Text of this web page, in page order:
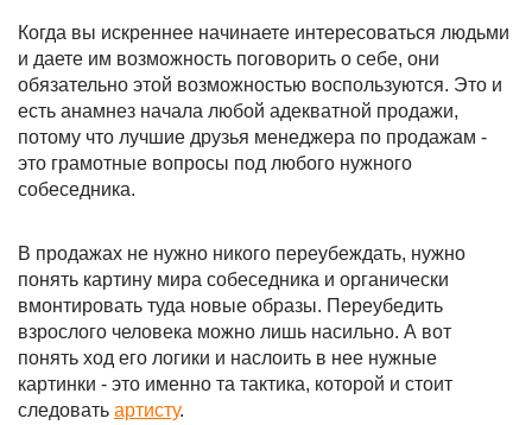
Когда вы искреннее начинаете интересоваться людьми
и даете им возможность поговорить о себе, они
обязательно этой возможностью воспользуются. Это и
есть анамнез начала любой адекватной продажи,
потому что лучшие друзья менеджера по продажам -
это грамотные вопросы под любого нужного
собеседника.
В продажах не нужно никого переубеждать, нужно
понять картину мира собеседника и органически
вмонтировать туда новые образы. Переубедить
взрослого человека можно лишь насильно. А вот
понять ход его логики и наслоить в нее нужные
картинки - это именно та тактика, которой и стоит
следовать артисту.